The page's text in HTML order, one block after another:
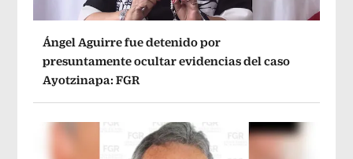
Ángel Aguirre fue detenido por
presuntamente ocultar evidencias del caso
Ayotzinapa: FGR